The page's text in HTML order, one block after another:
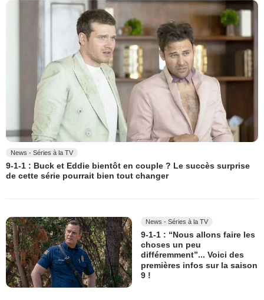
News - Séries à la TV
9-1-1 : Buck et Eddie bientôt en couple ? Le succès surprise
de cette série pourrait bien tout changer
News - Séries à la TV
9-1-1 : “Nous allons faire les
choses un peu
différemment”... Voici des
premières infos sur la saison
9 !